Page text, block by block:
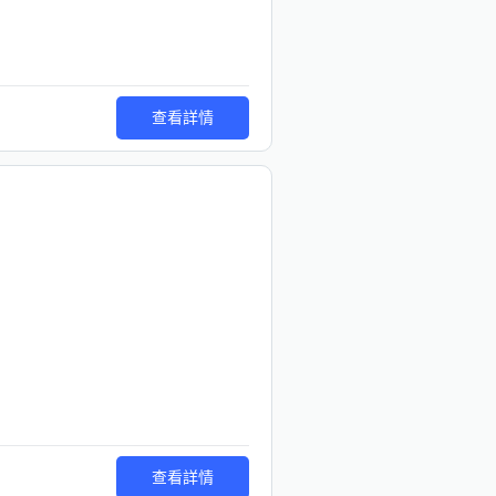
查看詳情
查看詳情